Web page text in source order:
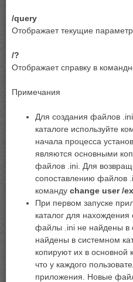
/query
Отображает текущие
/?
Отображает справку в
Примечания
Для создания файлов
каталоге используйте
начала процесса
являются основными
файлов .ini. Для
сопоставлению файлов
команду change user /
При первом запуске
каталог для
файлы .ini не найдены в
найдены в системном
копируют их в основной
что у каждого
приложения. Новые